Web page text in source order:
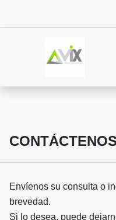
CONTÁCTENOS
Envíenos su consulta o
brevedad.
Si lo desea, puede